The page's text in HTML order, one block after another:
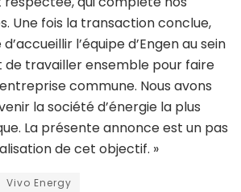
Une fois la transaction conclue,
l’équipe d’Engen au sein
de travailler ensemble pour faire
commune. Nous avons
la société d’énergie la plus
La présente annonce est un pas
de cet objectif. »
Vivo Energy